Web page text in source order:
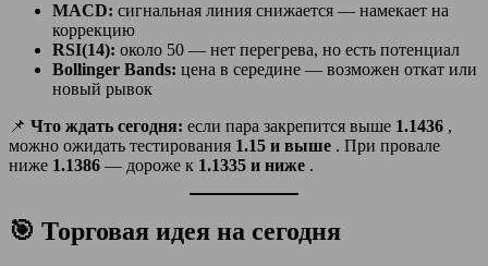
MACD: сигнальная линия снижается — намекает на
коррекцию
RSI(14): около 50 — нет перегрева, но есть потенциал
Bollinger Bands: цена в середине — возможен откат или
новый рывок
📌 Что ждать сегодня: если пара закрепится выше 1.1436 ,
можно ожидать тестирования 1.15 и выше . При провале
ниже 1.1386 — дороже к 1.1335 и ниже .
🎯 Торговая идея на сегодня